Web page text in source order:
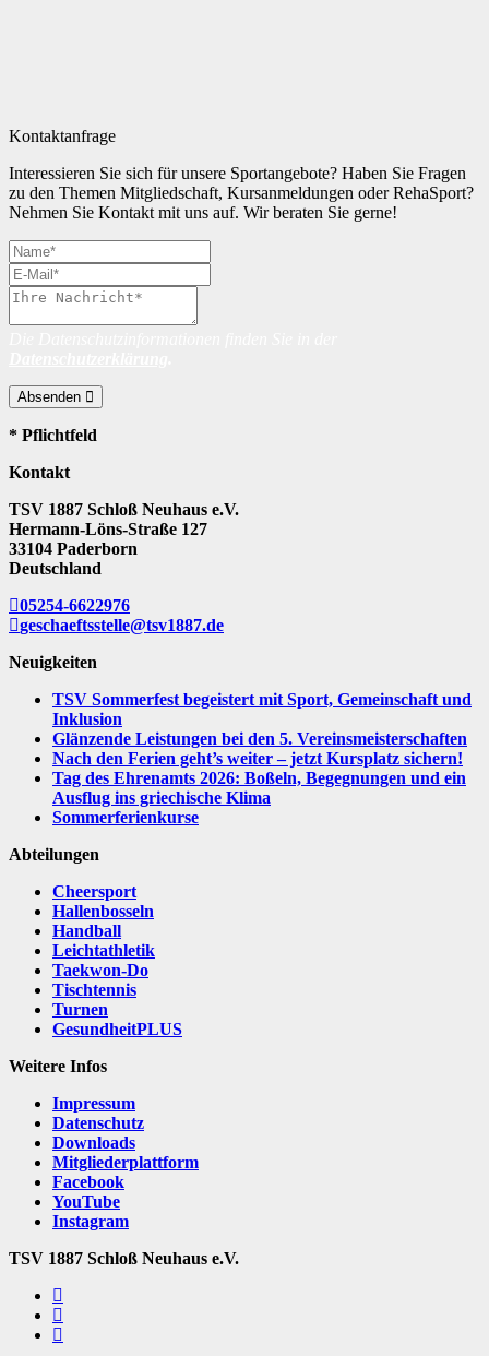
Kontaktanfrage
Interessieren Sie sich für unsere Sportangebote? Haben Sie Fragen
zu den Themen Mitgliedschaft, Kursanmeldungen oder RehaSport?
Nehmen Sie Kontakt mit uns auf. Wir beraten Sie gerne!
Absenden
* Pflichtfeld
Kontakt
TSV 1887 Schloß Neuhaus e.V.
Hermann-Löns-Straße 127
33104 Paderborn
Deutschland
05254-6622976
geschaeftsstelle@tsv1887.de
Neuigkeiten
TSV Sommerfest begeistert mit Sport, Gemeinschaft und
Inklusion
Glänzende Leistungen bei den 5. Vereinsmeisterschaften
Nach den Ferien geht’s weiter – jetzt Kursplatz sichern!
Tag des Ehrenamts 2026: Boßeln, Begegnungen und ein
Ausflug ins griechische Klima
Sommerferienkurse
Abteilungen
Cheersport
Hallenbosseln
Handball
Leichtathletik
Taekwon-Do
Tischtennis
Turnen
GesundheitPLUS
Weitere Infos
Impressum
Datenschutz
Downloads
Mitgliederplattform
Facebook
YouTube
Instagram
TSV 1887 Schloß Neuhaus e.V.